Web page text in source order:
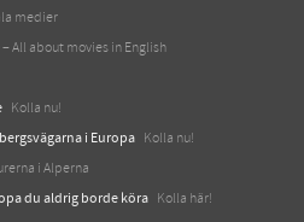
medier
All about movies in English
Kolla nu!
i Europa Kolla nu!
i Alperna
du aldrig borde köra Kolla här!